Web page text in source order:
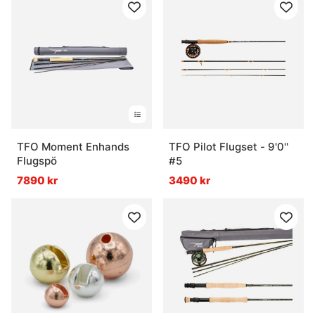
TFO Moment Enhands
Flugspö
7890 kr
TFO Pilot Flugset - 9'0''
#5
3490 kr